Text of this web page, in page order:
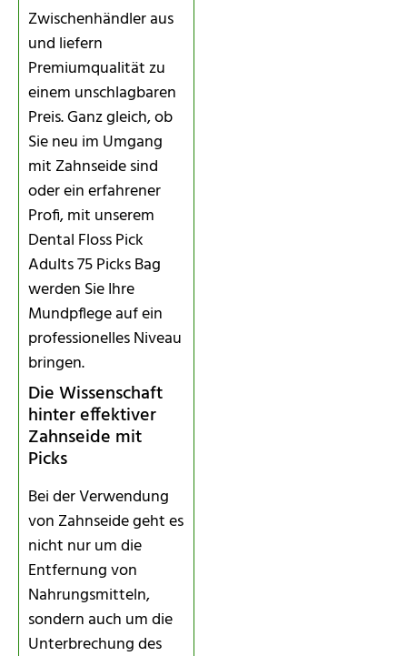
Zwischenhändler aus
und liefern
Premiumqualität zu
einem unschlagbaren
Preis. Ganz gleich, ob
Sie neu im Umgang
mit Zahnseide sind
oder ein erfahrener
Profi, mit unserem
Dental Floss Pick
Adults 75 Picks Bag
werden Sie Ihre
Mundpflege auf ein
professionelles Niveau
bringen.
Die Wissenschaft
hinter effektiver
Zahnseide mit
Picks
Bei der Verwendung
von Zahnseide geht es
nicht nur um die
Entfernung von
Nahrungsmitteln,
sondern auch um die
Unterbrechung des